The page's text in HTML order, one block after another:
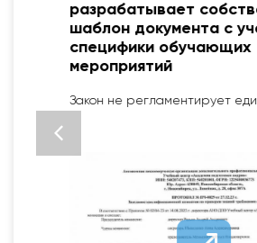
разрабатывает
шаблон документа с
специфики обучающих
мероприятий
Закон не регламентирует